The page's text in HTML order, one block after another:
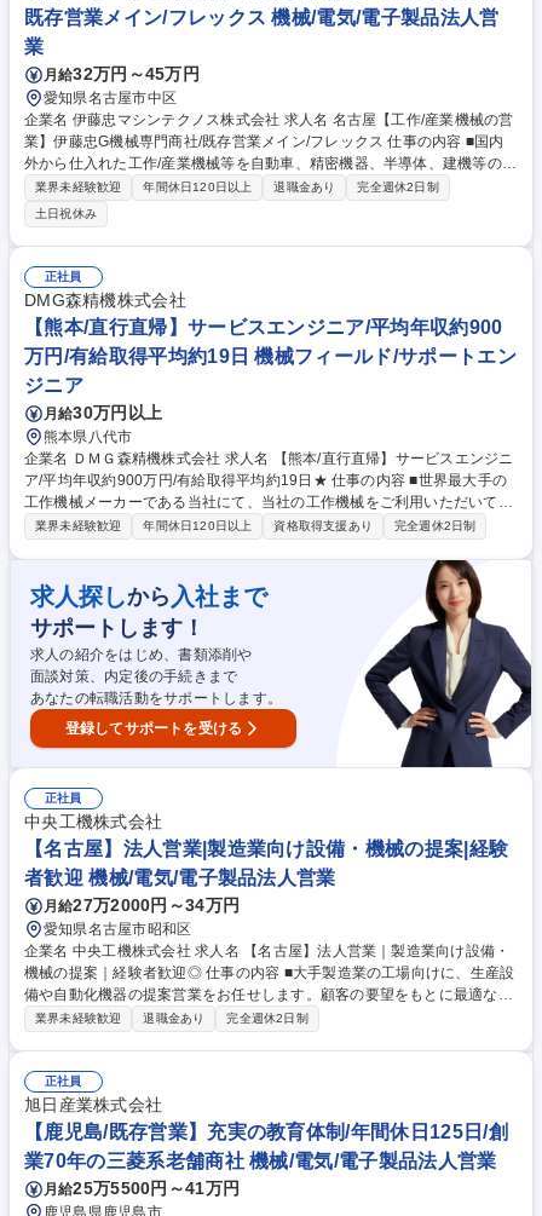
既存営業メイン/フレックス 機械/電気/電子製品法人営
業
月給32万円～45万円
愛知県名古屋市中区
企業名 伊藤忠マシンテクノス株式会社 求人名 名古屋【工作/産業機械の営
業】伊藤忠G機械専門商社/既存営業メイン/フレックス 仕事の内容 ■国内
外から仕入れた工作/産業機械等を自動車、精密機器、半導体、建機等の業
界における大手メーカーへ直販する営業を担当。仕入れ/販売の両面を担当
し、取扱い商材の価格は、数百万円から2,30億円規模まで。 既存・新規割
合としては9:1ほど。日本を代表する超大手企業様をお客様とできる事、
一つの案件が2年を超すような足の長い案件に携わることもあり、客先と
の関係構築をしながら、交渉力などの営業能力を培うことできることが魅
力です。 顧客要望に応じて、その要望を満たせる商材の仕入先を新たに開
拓したり、提案の幅に制限はありません。時には生産ラインそのものを企
画提案する場合もございます。 募集職種 名古屋【工作/産業機械の営業】
伊藤忠G機械専門商社/既存営業メイン/フレックス
業界未経験歓迎 年間休日120日以上 退職金あり
完全週休2日制
土日祝休み
正社員
DMG森精機株式会社
【熊本/直行直帰】サービスエンジニア/平均年収約900
万円/有給取得平均約19日 機械フィールド/サポートエン
ジニア
月給30万円以上
熊本県八代市
企業名 ＤＭＧ森精機株式会社 求人名 【熊本/直行直帰】サービスエンジニ
ア/平均年収約900万円/有給取得平均約19日★ 仕事の内容 ■世界最大手の
工作機械メーカーである当社にて、当社の工作機械をご利用いただいてい
るお客様先へ出張し、工作機械の修理・保守点検を実施いただきます。納
客様納入機の修理、点検 ◇消耗部品、破損部品の交換、精度調整 ◇設備
トラブルを未然に防ぐためのアドバイス、提案◇修理、メンテナンスご要
望に対する部品手配、電話サポート◇工作機械のネットワーク接続 【勤務
スタイル】◇自宅とお客様先の直行直帰となります。◇基本的に毎日お客
様先に行く業務のため、内勤はほとんどありません。 募集職種 【熊本/直
行直帰】サービスエンジニア/平均年収約900万円/有給取得平均約19日★
業界未経験歓迎 年間休日120日以上 資格取得支援あり 完全週休2日制
求人探しから 入社まで
サポートします！
求人の紹介をはじめ、書類添削や
面談対策、内定後の手続きまで
あなたの転職活動をサポートします。
登録してサポートを受ける
正社員
中央工機株式会社
【名古屋】法人営業|製造業向け設備・機械の提案|経験
者歓迎 機械/電気/電子製品法人営業
月給27万2000円～34万円
愛知県名古屋市昭和区
企業名 中央工機株式会社 求人名 【名古屋】法人営業｜製造業向け設備・
機械の提案｜経験者歓迎◎ 仕事の内容 ■大手製造業の工場向けに、生産設
備や自動化機器の提案営業をお任せします。顧客の要望をもとに最適な設
備を選定し、仕入先と連携しながら提供。導入後のフォローやスケジュー
ズをヒアリング ・最適な設備やサービスを仕入先（SIer・FA機器メーカー
等）と調整し、提供 ・設備導入に関する品質・価格・納期の交渉・管理
・施工・メンテナンスの進捗確認、スケジュール管理 募集職種 【名古
屋】法人営業｜製造業向け設備・機械の提案｜経験者歓迎◎
業界未経験歓迎 退職金あり 完全週休2日制
正社員
旭日産業株式会社
【鹿児島/既存営業】充実の教育体制/年間休日125日/創
業70年の三菱系老舗商社 機械/電気/電子製品法人営業
月給25万5500円～41万円
鹿児島県鹿児島市